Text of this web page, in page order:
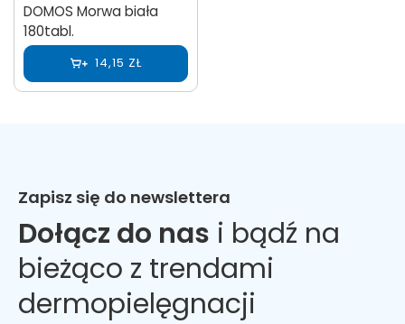
DOMOS Morwa biała
180tabl.
14,15 ZŁ
Zapisz się do newslettera
Dołącz do nas i bądź na
bieżąco z trendami
dermopielęgnacji